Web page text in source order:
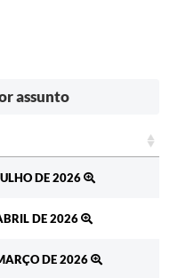
assunto
DE 2026
DE 2026
DE 2026